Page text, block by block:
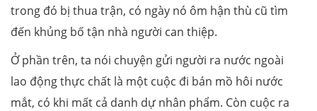
trong đó bị thua trận, có ngày nó ôm hận thù cũ tìm
đến khủng bố tận nhà người can thiệp.
Ở phần trên, ta nói chuyện gửi người ra nước ngoài
lao động thực chất là một cuộc đi bán mồ hôi nước
mắt, có khi mất cả danh dự nhân phẩm. Còn cuộc ra